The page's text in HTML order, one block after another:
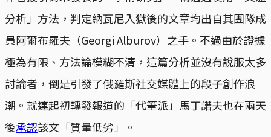
分析」方法，判定納瓦尼入獄後的文章均出自其團隊成
員阿爾布羅夫（Georgi Alburov）之手。不過由於證據
極為有限、方法論模糊不清，這篇分析並沒有說服太多
討論者，倒是引發了俄羅斯社交媒體上的段子創作浪
潮。就連起初轉發報道的「代筆派」馬丁諾夫也在兩天
後承認該文「質量低劣」。